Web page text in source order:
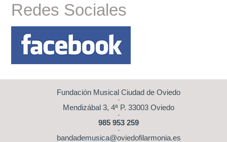
Redes Sociales
Fundación Musical Ciudad de Oviedo
·
Mendizábal 3, 4ª P. 33003 Oviedo
·
985 953 259
·
bandademusica@oviedofilarmonia.es